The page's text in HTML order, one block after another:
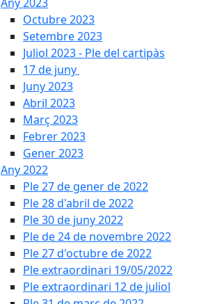
Octubre 2023
Setembre 2023
Juliol 2023 - Ple del cartipàs
17 de juny
Juny 2023
Abril 2023
Març 2023
Febrer 2023
Gener 2023
Any 2022
Ple 27 de gener de 2022
Ple 28 d'abril de 2022
Ple 30 de juny 2022
Ple de 24 de novembre 2022
Ple 27 d'octubre de 2022
Ple extraordinari 19/05/2022
Ple extraordinari 12 de juliol